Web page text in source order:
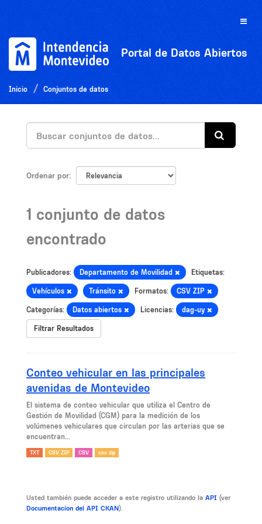
Toggle
Portal de Datos Abiertos
Inicio Conjuntos de datos
Ordenar por
1 conjunto de datos
encontrado
Publicadores: Departamento de Movilidad Etiquetas:
Vehículos Tránsito Formatos: CSV ZIP
Categorías: Datos abiertos Licencias: dag-uy
Filtrar Resultados
Conteo vehicular en las principales
avenidas de Montevideo
El sistema de conteo vehicular que utiliza el Centro de
Gestión de Movilidad (CGM) para la medición de los
volúmenes vehiculares que circulan por las arterias que se
encuentran...
TXT CSV ZIP CSV csv zip
Usted también puede acceder a este registro utilizando la API (ver
Documentacion del API CKAN).